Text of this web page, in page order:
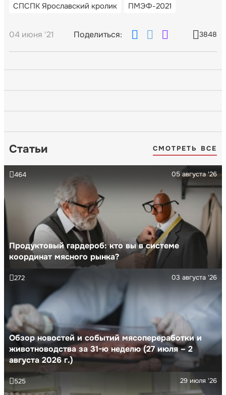
СПСПК Ярославский кролик
ПМЭФ-2021
04 июня '21 Поделиться: 3848
Статьи СМОТРЕТЬ ВСЕ
Продуктовый гардероб: кто вы в системе
координат мясного рынка?
05 августа '26
464
Обзор новостей и событий мясопереработки и
животноводства за 31-ю неделю (27 июля – 2
августа 2026 г.)
03 августа '26
272
29 июля '26
525